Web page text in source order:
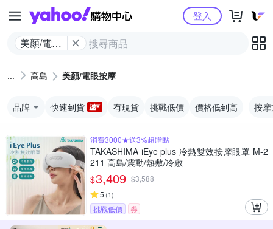
Yahoo購物中心
美顏/電眼
登入
高島 美顏/電眼按摩
品牌 快速到貨 有現貨 挑戰低價 價格低到高 按
消費3000★送3%超贈點
TAKASHIMA iEye plus 冷熱雙效按摩眼罩 M-2
211 高島/震動/熱敷/冷敷
$3,409 $3,588
5 (1)
挑戰低價 券